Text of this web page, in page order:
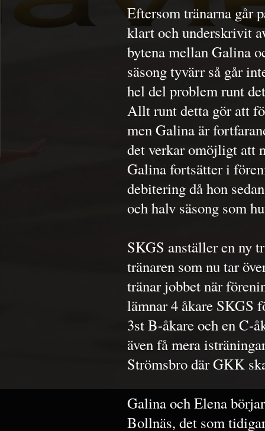
Eftersom tränarna går
klart och underskrivit
bytena mellan Galina
säsong tyvärr så går
hel del problem runt
Allt runt detta gör att
men Galina är
det verkar omöjligt att
Galina fortsätter i
debitering då hon
och halv säsong som
SKGS anställer en ny
tränaren som nu tar
tränar jobbet när
lämnar 4 åkare SKGS
3st B-åkare och en C-
även få mera
Strömsbro där GKK
Galina och Elena
Bollnäs, det som